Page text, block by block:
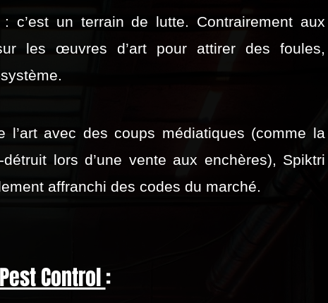
c’est un terrain de lutte. Contrairement aux
les œuvres d’art pour attirer des foules,
avec des coups médiatiques (comme la
lors d’une vente aux enchères), Spiktri
affranchi des codes du marché.
Pest Control: